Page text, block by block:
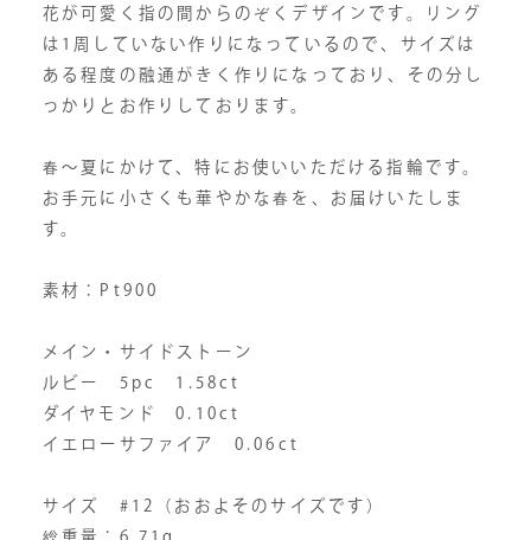
花が可愛く指の間からのぞくデザインです。リング
は1周していない作りになっているので、サイズは
ある程度の融通がきく作りになっており、その分し
っかりとお作りしております。
春～夏にかけて、特にお使いいただける指輪です。
お手元に小さくも華やかな春を、お届けいたしま
す。
素材：Pt900
メイン・サイドストーン
ルビー 5pc 1.58ct
ダイヤモンド 0.10ct
イエローサファイア 0.06ct
サイズ #12（おおよそのサイズです）